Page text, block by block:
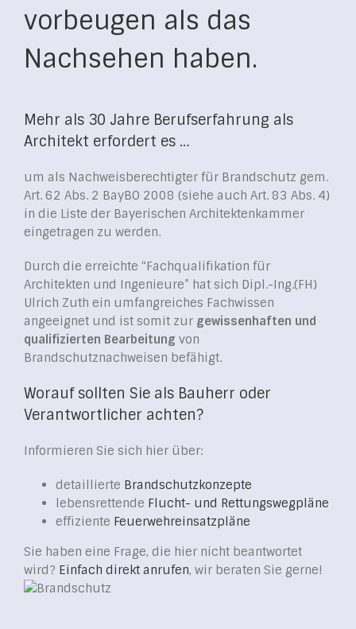
vorbeugen als das
Nachsehen haben.
Mehr als 30 Jahre Berufserfahrung als
Architekt erfordert es …
um als Nachweisberechtigter für Brandschutz gem.
Art. 62 Abs. 2 BayBO 2008 (siehe auch Art. 83 Abs. 4)
in die Liste der Bayerischen Architektenkammer
eingetragen zu werden.
Durch die erreichte “Fachqualifikation für
Architekten und Ingenieure” hat sich Dipl.-Ing.(FH)
Ulrich Zuth ein umfangreiches Fachwissen
angeeignet und ist somit zur gewissenhaften und
qualifizierten Bearbeitung von
Brandschutznachweisen befähigt.
Worauf sollten Sie als Bauherr oder
Verantwortlicher achten?
Informieren Sie sich hier über:
detaillierte Brandschutzkonzepte
lebensrettende Flucht- und Rettungswegpläne
effiziente Feuerwehreinsatzpläne
Sie haben eine Frage, die hier nicht beantwortet
wird? Einfach direkt anrufen, wir beraten Sie gerne!